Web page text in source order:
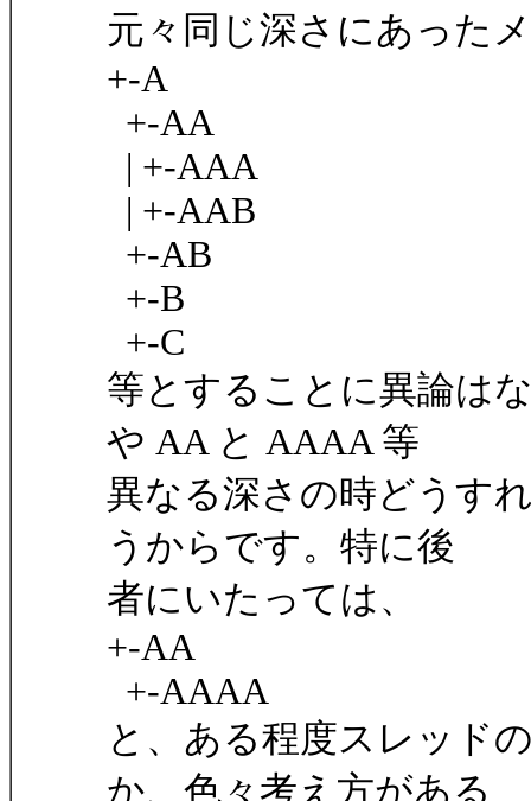
元々同じ深さにあった
+-A
+-AA
| +-AAA
| +-AAB
+-AB
+-B
+-C
等とすることに異論は
や AA と AAAA 等
異なる深さの時どうす
うからです。特に後
者にいたっては、
+-AA
+-AAAA
と、ある程度スレッド
か、色々考え方がある